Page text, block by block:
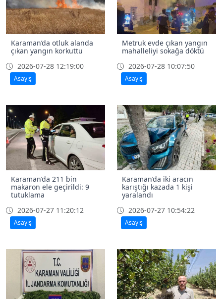
Karaman’da otluk alanda
çıkan yangın korkuttu
2026-07-28 12:19:00
Asayiş
Metruk evde çıkan yangın
mahalleliyi sokağa döktü
2026-07-28 10:07:50
Asayiş
Karaman’da 211 bin
makaron ele geçirildi: 9
tutuklama
2026-07-27 11:20:12
Asayiş
Karaman’da iki aracın
karıştığı kazada 1 kişi
yaralandı
2026-07-27 10:54:22
Asayiş